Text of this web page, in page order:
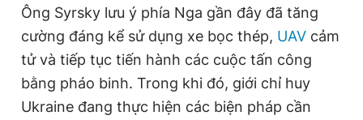
Ông Syrsky lưu ý phía Nga gần đây đã tăng
cường đáng kể sử dụng xe bọc thép, UAV cảm
tử và tiếp tục tiến hành các cuộc tấn công
bằng pháo binh. Trong khi đó, giới chỉ huy
Ukraine đang thực hiện các biện pháp cần